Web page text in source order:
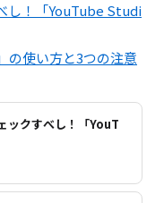
し！「YouTube Studi
の使い方と3つの注意
ックすべし！「YouT